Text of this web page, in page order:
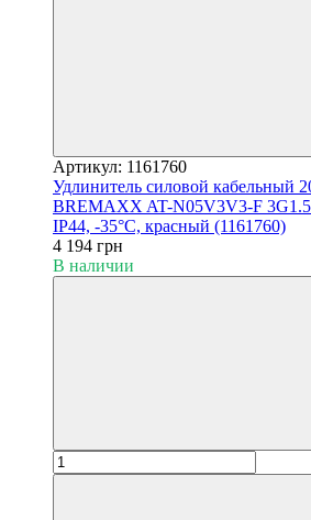
Артикул: 1161760
Удлинитель силовой кабельный
BREMAXX AT-N05V3V3-F
IP44, -35°С, красный (1161760)
4 194 грн
В наличии